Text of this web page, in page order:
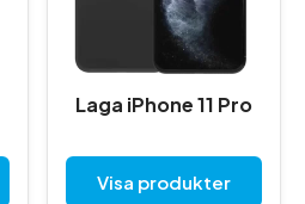
Laga iPhone 11 Pro
Visa produkter